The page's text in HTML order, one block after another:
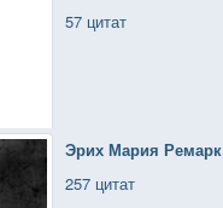
57 цитат
Эрих Мария Ремарк
257 цитат